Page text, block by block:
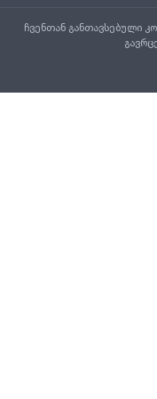
ჩვენთან განთავსებული